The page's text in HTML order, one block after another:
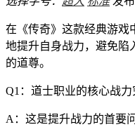
在《传奇》这款经典游戏
地提升自身战力，避免陷
的道尊。
Q1：道士职业的核心战
A：这是提升战力的首要